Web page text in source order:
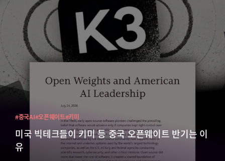
미국 빅테크들이 키미 등 중국 오픈웨이트 반기는 이
유
#중국AI#오픈웨이트#키미